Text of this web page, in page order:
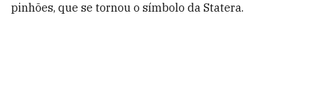
pinhões, que se tornou o símbolo da Statera.